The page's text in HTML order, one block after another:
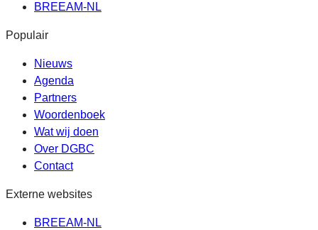
BREEAM-NL
Populair
Nieuws
Agenda
Partners
Woordenboek
Wat wij doen
Over DGBC
Contact
Externe websites
BREEAM-NL